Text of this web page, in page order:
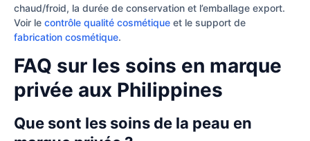
chaud/froid, la durée de conservation et l’emballage export.
Voir le contrôle qualité cosmétique et le support de
fabrication cosmétique.
FAQ sur les soins en marque
privée aux Philippines
Que sont les soins de la peau en